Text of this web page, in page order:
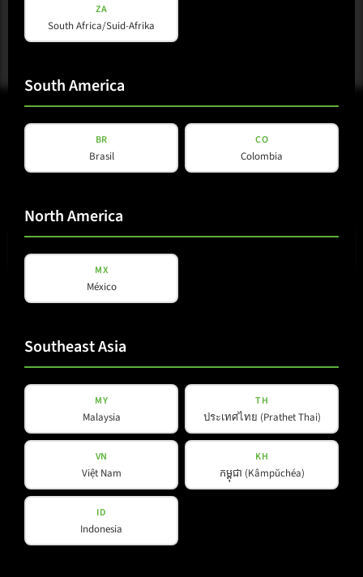
E-Mail(erforderlich)
Datenschutz
Newsletter abonnieren
Amps & Controller
Unternehmen
ZA
South Africa/Suid-Afrika
South America
BR
Brasil
CO
Colombia
North America
MX
México
Southeast Asia
MY
Malaysia
TH
ประเทศไทย (Prathet Thai)
VN
Việt Nam
KH
កម្ពុជា (Kâmpŭchéa)
ID
Indonesia